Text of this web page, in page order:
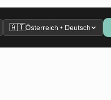
🇦🇹Österreich • Deutsch